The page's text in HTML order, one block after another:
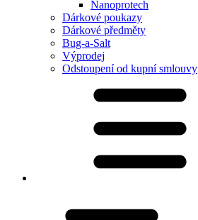
Nanoprotech
Dárkové poukazy
Dárkové předměty
Bug-a-Salt
Výprodej
Odstoupení od kupní smlouvy